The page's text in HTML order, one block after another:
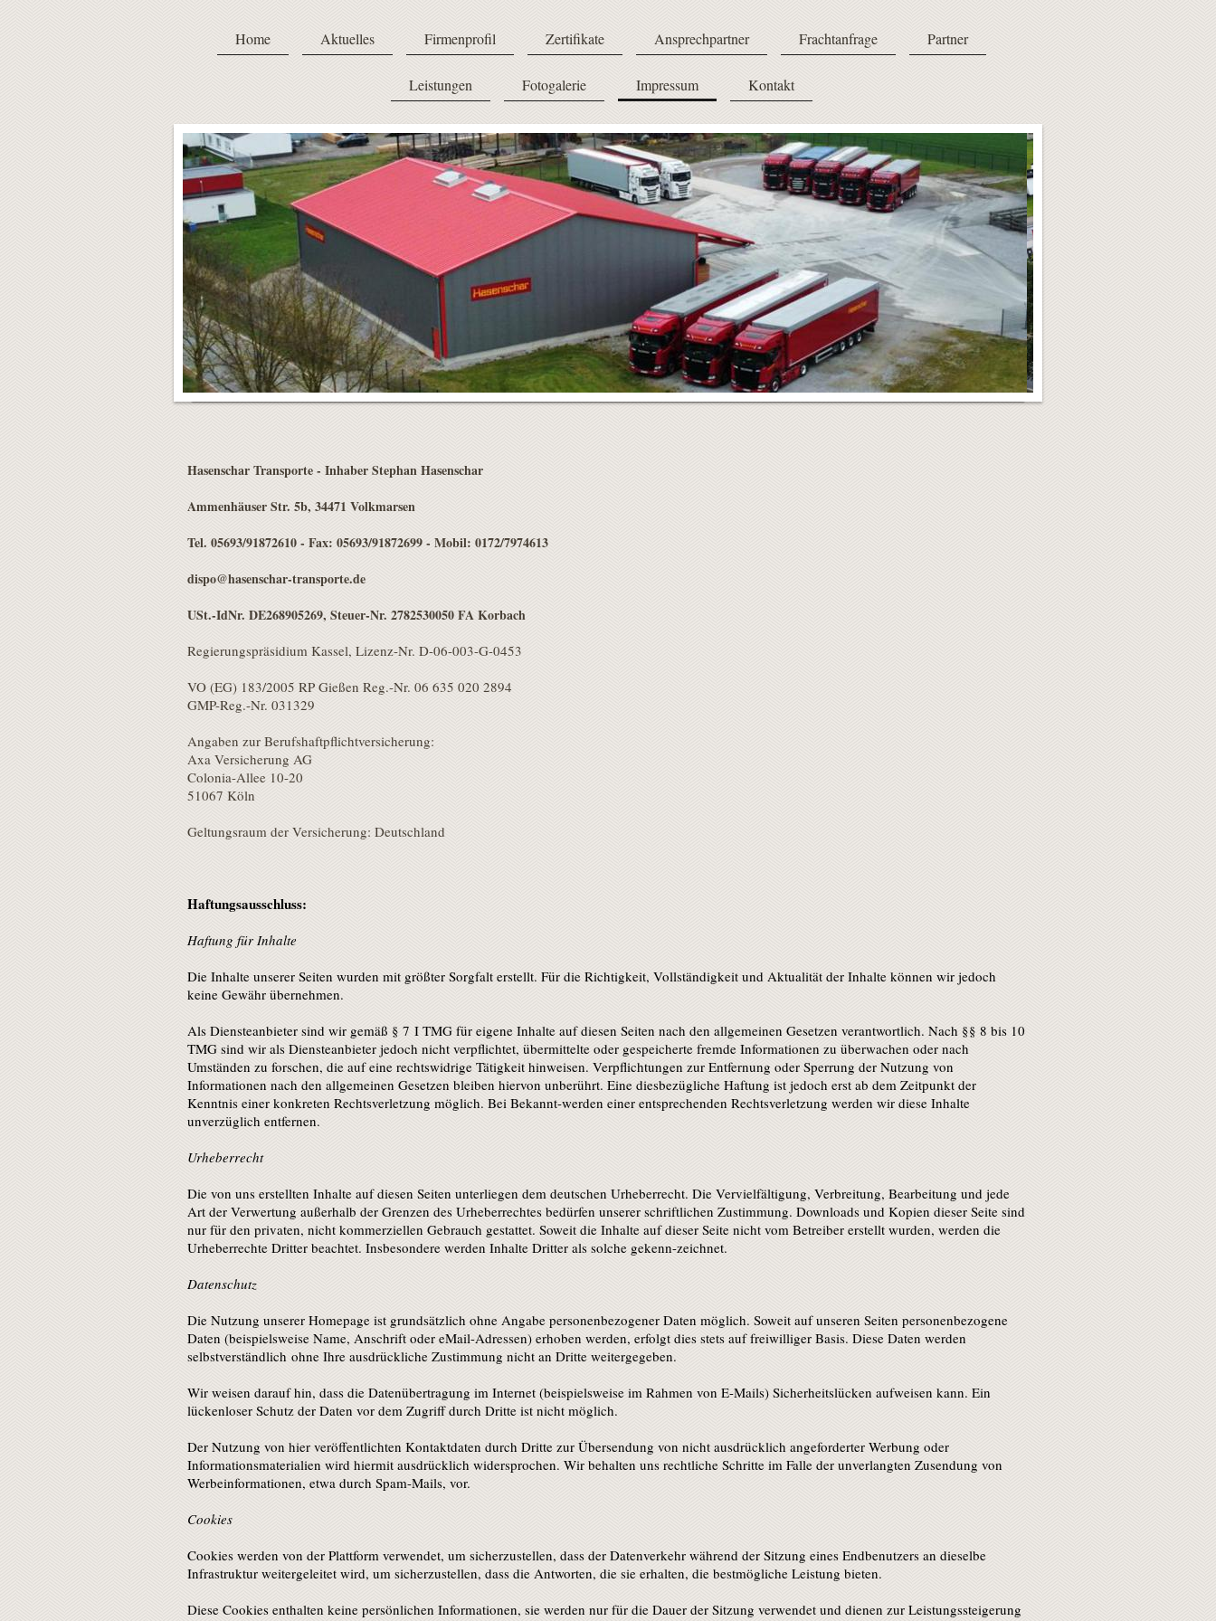
Home Aktuelles Firmenprofil Zertifikate Ansprechpartner Frachtanfrage Partner
Leistungen Fotogalerie Impressum Kontakt
Hasenschar Transporte - Inhaber Stephan Hasenschar
Ammenhäuser Str. 5b, 34471 Volkmarsen
Tel. 05693/91872610 - Fax: 05693/91872699 - Mobil: 0172/7974613
dispo@hasenschar-transporte.de
USt.-IdNr. DE268905269, Steuer-Nr. 2782530050 FA Korbach
Regierungspräsidium Kassel, Lizenz-Nr. D-06-003-G-0453
VO (EG) 183/2005 RP Gießen Reg.-Nr. 06 635 020 2894
GMP-Reg.-Nr. 031329
Angaben zur Berufshaftpflichtversicherung:
Axa Versicherung AG
Colonia-Allee 10-20
51067 Köln
Geltungsraum der Versicherung: Deutschland
Haftungsausschluss:
Haftung für Inhalte
Die Inhalte unserer Seiten wurden mit größter Sorgfalt erstellt. Für die Richtigkeit, Vollständigkeit und Aktualität der Inhalte können wir jedoch
keine Gewähr übernehmen.
Als Diensteanbieter sind wir gemäß § 7 I TMG für eigene Inhalte auf diesen Seiten nach den allgemeinen Gesetzen verantwortlich. Nach §§ 8 bis 10
TMG sind wir als Diensteanbieter jedoch nicht verpflichtet, übermittelte oder gespeicherte fremde Informationen zu überwachen oder nach
Umständen zu forschen, die auf eine rechtswidrige Tätigkeit hinweisen. Verpflichtungen zur Entfernung oder Sperrung der Nutzung von
Informationen nach den allgemeinen Gesetzen bleiben hiervon unberührt. Eine diesbezügliche Haftung ist jedoch erst ab dem Zeitpunkt der
Kenntnis einer konkreten Rechtsverletzung möglich. Bei Bekannt-werden einer entsprechenden Rechtsverletzung werden wir diese Inhalte
unverzüglich entfernen.
Urheberrecht
Die von uns erstellten Inhalte auf diesen Seiten unterliegen dem deutschen Urheberrecht. Die Vervielfältigung, Verbreitung, Bearbeitung und jede
Art der Verwertung außerhalb der Grenzen des Urheberrechtes bedürfen unserer schriftlichen Zustimmung. Downloads und Kopien dieser Seite sind
nur für den privaten, nicht kommerziellen Gebrauch gestattet. Soweit die Inhalte auf dieser Seite nicht vom Betreiber erstellt wurden, werden die
Urheberrechte Dritter beachtet. Insbesondere werden Inhalte Dritter als solche gekenn-zeichnet.
Datenschutz
Die Nutzung unserer Homepage ist grundsätzlich ohne Angabe personenbezogener Daten möglich. Soweit auf unseren Seiten personenbezogene
Daten (beispielsweise Name, Anschrift oder eMail-Adressen) erhoben werden, erfolgt dies stets auf freiwilliger Basis. Diese Daten werden
selbstverständlich ohne Ihre ausdrückliche Zustimmung nicht an Dritte weitergegeben.
Wir weisen darauf hin, dass die Datenübertragung im Internet (beispielsweise im Rahmen von E-Mails) Sicherheitslücken aufweisen kann. Ein
lückenloser Schutz der Daten vor dem Zugriff durch Dritte ist nicht möglich.
Der Nutzung von hier veröffentlichten Kontaktdaten durch Dritte zur Übersendung von nicht ausdrücklich angeforderter Werbung oder
Informationsmaterialien wird hiermit ausdrücklich widersprochen. Wir behalten uns rechtliche Schritte im Falle der unverlangten Zusendung von
Werbeinformationen, etwa durch Spam-Mails, vor.
Cookies
Cookies werden von der Plattform verwendet, um sicherzustellen, dass der Datenverkehr während der Sitzung eines Endbenutzers an dieselbe
Infrastruktur weitergeleitet wird, um sicherzustellen, dass die Antworten, die sie erhalten, die bestmögliche Leistung bieten.
Diese Cookies enthalten keine persönlichen Informationen, sie werden nur für die Dauer der Sitzung verwendet und dienen zur Leistungssteigerung